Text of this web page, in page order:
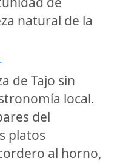
natural de la
de Tajo sin
local.
del
platos
al horno,